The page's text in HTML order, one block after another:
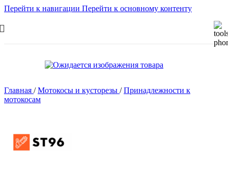
Перейти к навигации Перейти к основному контенту
Главная / Мотокосы и кусторезы / Принадлежности к
мотокосам